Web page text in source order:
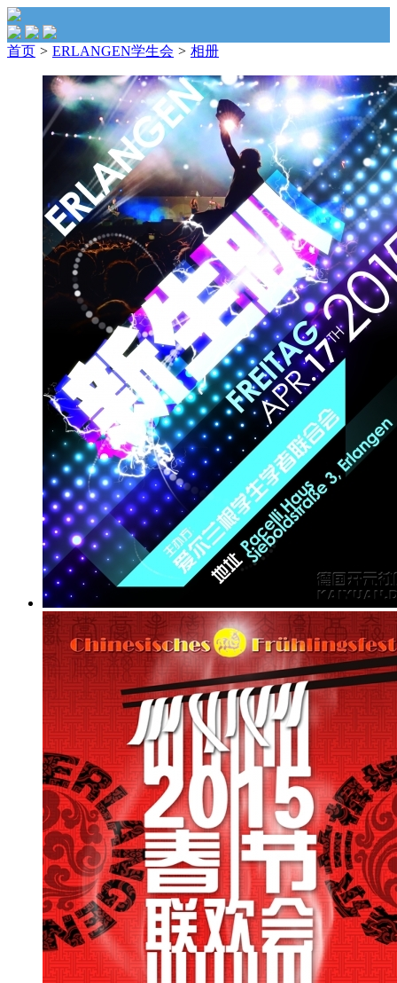
首页 > ERLANGEN学生会 > 相册